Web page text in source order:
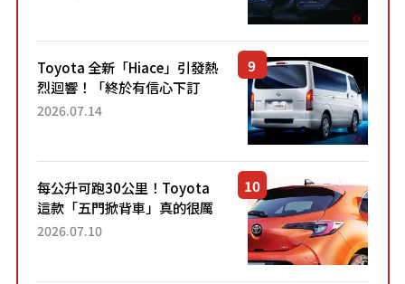
「三...
Toyota 全新「Hiace」引發熱
烈迴響！「終於有信心下訂
了！」「哪個等級交車最
車？...
2026.07.14
每公升可跑30公里！Toyota
這款「五門掀背車」真的很厲
害！ 擁有全長4.3公尺的「剛剛
2026.07.10